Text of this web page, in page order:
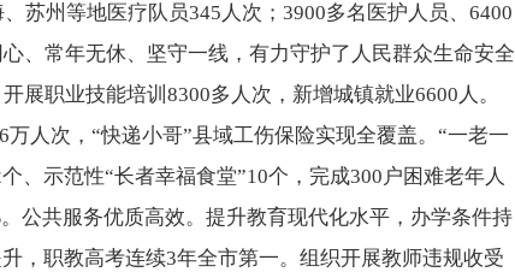
苏州等地医疗队员345人次；3900多名医护人员、6400
、常年无休、坚守一线，有力守护了人民群众生命安全
展职业技能培训8300多人次，新增城镇就业6600人。
人次，“快递小哥”县域工伤保险实现全覆盖。“一老一
、示范性“长者幸福食堂”10个，完成300户困难老年人
公共服务优质高效。提升教育现代化水平，办学条件持
，职教高考连续3年全市第一。组织开展教师违规收受